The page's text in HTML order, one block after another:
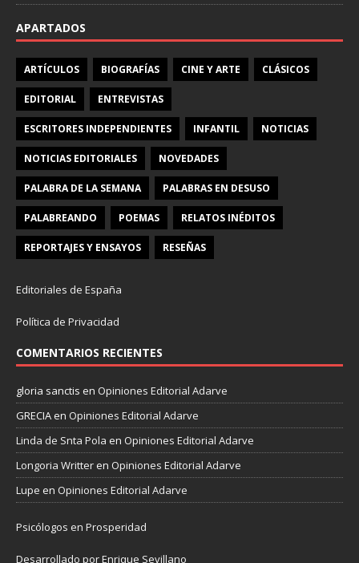
APARTADOS
ARTÍCULOS BIOGRAFÍAS CINE Y ARTE CLÁSICOS
EDITORIAL ENTREVISTAS
ESCRITORES INDEPENDIENTES INFANTIL NOTICIAS
NOTICIAS EDITORIALES NOVEDADES
PALABRA DE LA SEMANA PALABRAS EN DESUSO
PALABREANDO POEMAS RELATOS INÉDITOS
REPORTAJES Y ENSAYOS RESEÑAS
Editoriales de España
Política de Privacidad
COMENTARIOS RECIENTES
gloria sanctis en Opiniones Editorial Adarve
GRECIAen Opiniones Editorial Adarve
Linda de Snta Pola en Opiniones Editorial Adarve
Longoria Writteren Opiniones Editorial Adarve
Lupe en Opiniones Editorial Adarve
Psicólogos en Prosperidad
Desarrollado por Enrique Sevillano